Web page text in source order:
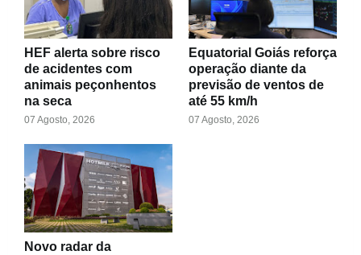
HEF alerta sobre risco
de acidentes com
animais peçonhentos
na seca
07 Agosto, 2026
Equatorial Goiás reforça
operação diante da
previsão de ventos de
até 55 km/h
07 Agosto, 2026
Novo radar da